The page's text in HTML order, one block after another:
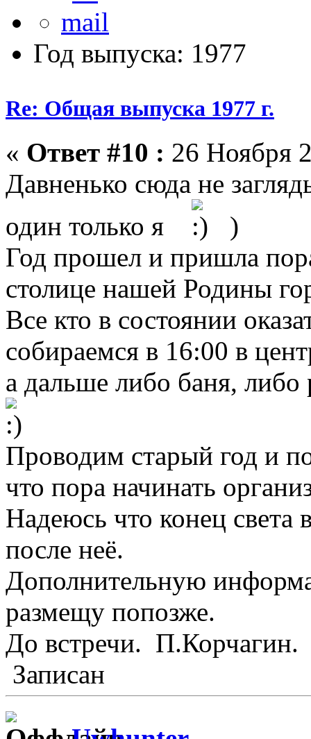
Год выпуска: 1977
Re: Общая выпуска 1977 г.
« Ответ #10 : 26 Ноября
Давненько сюда не
один только я
)
Год прошел и пришла
столице нашей Родины
Все кто в состоянии
собираемся в 16:00 в
а дальше либо баня,
Проводим старый год и
что пора начинать
Надеюсь что конец света
после неё.
Дополнительную
размещу попозже.
До встречи. П.Корчагин.
Записан